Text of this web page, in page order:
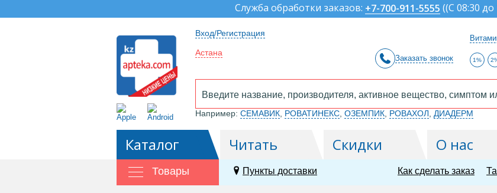
Служба обработки заказов: +7-700-911-5555 ((С 08:30 до
Вход/Регистрация
Астана
Заказать звонок 1%
Например: СЕМАВИК РОВАТИНЕКС ОЗЕМПИК РОВАХОЛ ДИАДЕРМ
Каталог Читать Скидки О нас
Товары Пункты доставки Как сделать заказ